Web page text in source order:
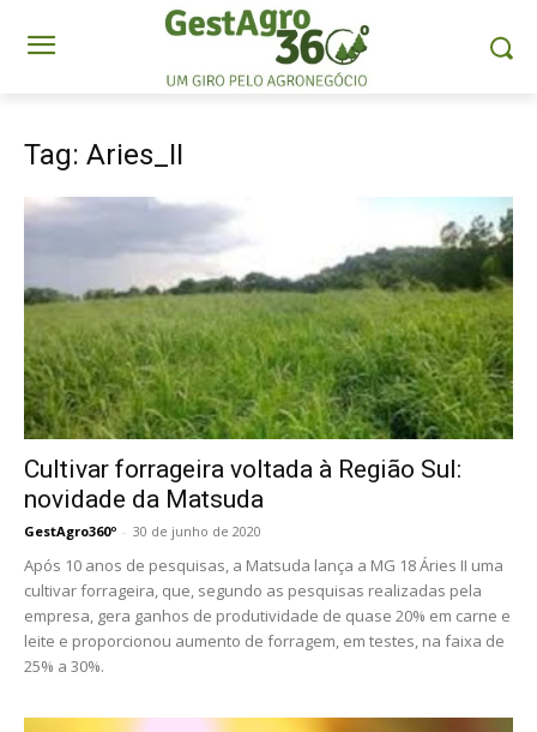
Tag: Aries_II
Cultivar forrageira voltada à Região Sul:
novidade da Matsuda
GestAgro360º - 30 de junho de 2020
Após 10 anos de pesquisas, a Matsuda lança a MG 18 Áries II uma
cultivar forrageira, que, segundo as pesquisas realizadas pela
empresa, gera ganhos de produtividade de quase 20% em carne e
leite e proporcionou aumento de forragem, em testes, na faixa de
25% a 30%.